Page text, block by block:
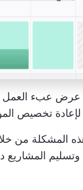
لإعادة تخصيص
وتسليم